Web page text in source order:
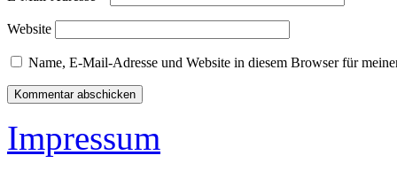
Website
Name, E-Mail-Adresse und Website in diesem Browser für
Impressum